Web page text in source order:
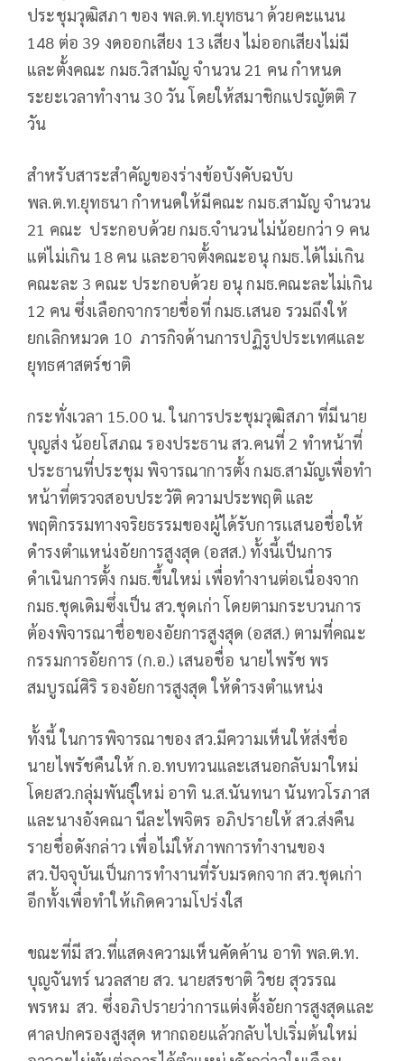
ประชุมวุฒิสภา ของ พล.ต.ท.ยุทธนา ด้วยคะแนน
148 ต่อ 39 งดออกเสียง 13 เสียง ไม่ออกเสียงไม่มี
และตั้งคณะ กมธ.วิสามัญ จำนวน 21 คน กำหนด
ระยะเวลาทำงาน 30 วัน โดยให้สมาชิกแปรญัตติ 7
วัน
สำหรับสาระสำคัญของร่างข้อบังคับฉบับ
พล.ต.ท.ยุทธนา กำหนดให้มีคณะ กมธ.สามัญ จำนวน
21 คณะ ประกอบด้วย กมธ.จำนวนไม่น้อยกว่า 9 คน
แต่ไม่เกิน 18 คน และอาจตั้งคณะอนุ กมธ.ได้ไม่เกิน
คณะละ 3 คณะ ประกอบด้วย อนุ กมธ.คณะละไม่เกิน
12 คน ซึ่งเลือกจากรายชื่อที่ กมธ.เสนอ รวมถึงให้
ยกเลิกหมวด 10 ภารกิจด้านการปฏิรูปประเทศและ
ยุทธศาสตร์ชาติ
กระทั่งเวลา 15.00 น. ในการประชุมวุฒิสภา ที่มีนาย
บุญส่ง น้อยโสภณ รองประธาน สว.คนที่ 2 ทำหน้าที่
ประธานที่ประชุม พิจารณาการตั้ง กมธ.สามัญเพื่อทำ
หน้าที่ตรวจสอบประวัติ ความประพฤติ และ
พฤติกรรมทางจริยธรรมของผู้ได้รับการเเสนอชื่อให้
ดำรงตำแหน่งอัยการสูงสุด (อสส.) ทั้งนี้เป็นการ
ดำเนินการตั้ง กมธ.ขึ้นใหม่ เพื่อทำงานต่อเนื่องจาก
กมธ.ชุดเดิมซึ่งเป็น สว.ชุดเก่า โดยตามกระบวนการ
ต้องพิจารณาชื่อของอัยการสูงสุด (อสส.) ตามที่คณะ
กรรมการอัยการ (ก.อ.) เสนอชื่อ นายไพรัช พร
สมบูรณ์ศิริ รองอัยการสูงสุด ให้ดำรงตำแหน่ง
ทั้งนี้ ในการพิจารณาของ สว.มีความเห็นให้ส่งชื่อ
นายไพรัชคืนให้ ก.อ.ทบทวนและเสนอกลับมาใหม่
โดยสว.กลุ่มพันธุ์ใหม่ อาทิ น.ส.นันทนา นันทวโรภาส
และนางอังคณา นีละไพจิตร อภิปรายให้ สว.ส่งคืน
รายชื่อดังกล่าว เพื่อไม่ให้ภาพการทำงานของ
สว.ปัจจุบันเป็นการทำงานที่รับมรดกจาก สว.ชุดเก่า
อีกทั้งเพื่อทำให้เกิดความโปร่งใส
ขณะที่มี สว.ที่แสดงความเห็นคัดค้าน อาทิ พล.ต.ท.
บุญจันทร์ นวลสาย สว. นายสรชาติ วิชย สุวรรณ
พรหม สว. ซึ่งอภิปรายว่าการแต่งตั้งอัยการสูงสุดและ
ศาลปกครองสูงสุด หากถอยแล้วกลับไปเริ่มต้นใหม่